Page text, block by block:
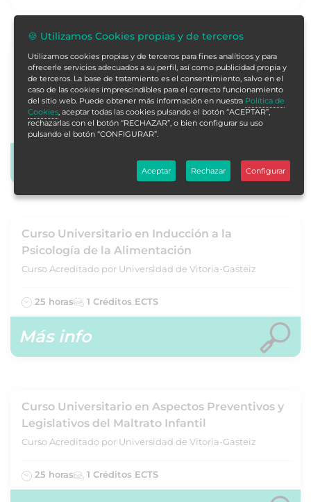
Curso Universitario en Inducción a la
Psicología Obstetricia
Curso Acreditado por Universidad de Vitoria-Gasteiz
25 horas 1 Créditos ECTS
Curso Universitario en Inducción a la
Psicología de la Alimentación
Curso Acreditado por Universidad de Vitoria-Gasteiz
25 horas 1 Créditos ECTS
Más info
Curso Universitario en Aspectos Preventivos y
Legislativos del Maltrato Infantil
Curso Acreditado por Universidad de Vitoria-Gasteiz
25 horas 1 Créditos ECTS
🍪 Utilizamos Cookies propias y de terceros
Utilizamos cookies propias y de terceros para fines analíticos y para
ofrecerle servicios adecuados a su perfil, así como publicidad propia y
de terceros. La base de tratamiento es el consentimiento, salvo en el
caso de las cookies imprescindibles para el correcto funcionamiento
del sitio web. Puede obtener más información en nuestra Política de
Cookies , aceptar todas las cookies pulsando el botón “ACEPTAR”,
rechazarlas con el botón “RECHAZAR”, o bien configurar su uso
pulsando el botón “CONFIGURAR”.
Aceptar Rechazar Configurar